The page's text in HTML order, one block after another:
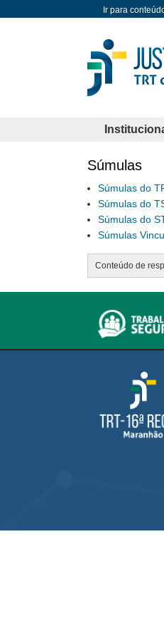
Ir para
Súmulas
Súmulas do
Súmulas do
Súmulas do
Súmulas
Conteúdo de